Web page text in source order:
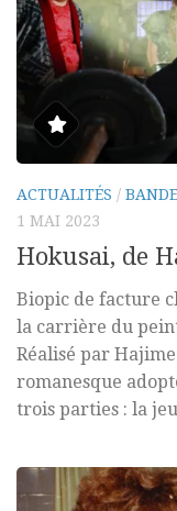
ACTUALITÉS /
1 MAI 2023
Hokusai, de
Biopic de facture
la carrière du
Réalisé par
romanesque
trois parties : la